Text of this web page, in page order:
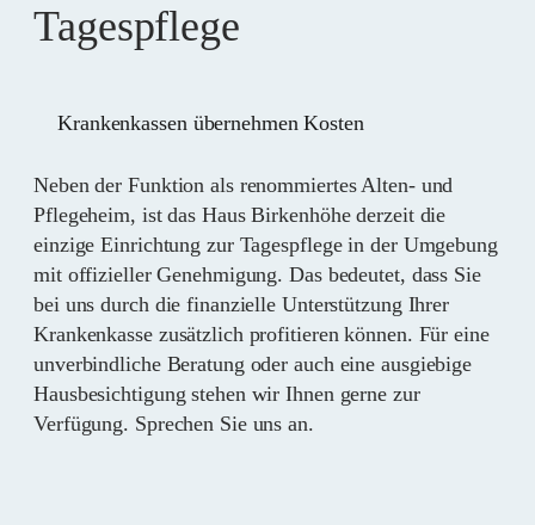
Tagespflege
Krankenkassen übernehmen Kosten
Neben der Funktion als renommiertes Alten- und
Pflegeheim, ist das Haus Birkenhöhe derzeit die
einzige Einrichtung zur Tagespflege in der Umgebung
mit offizieller Genehmigung. Das bedeutet, dass Sie
bei uns durch die finanzielle Unterstützung Ihrer
Krankenkasse zusätzlich profitieren können. Für eine
unverbindliche Beratung oder auch eine ausgiebige
Hausbesichtigung stehen wir Ihnen gerne zur
Verfügung. Sprechen Sie uns an.